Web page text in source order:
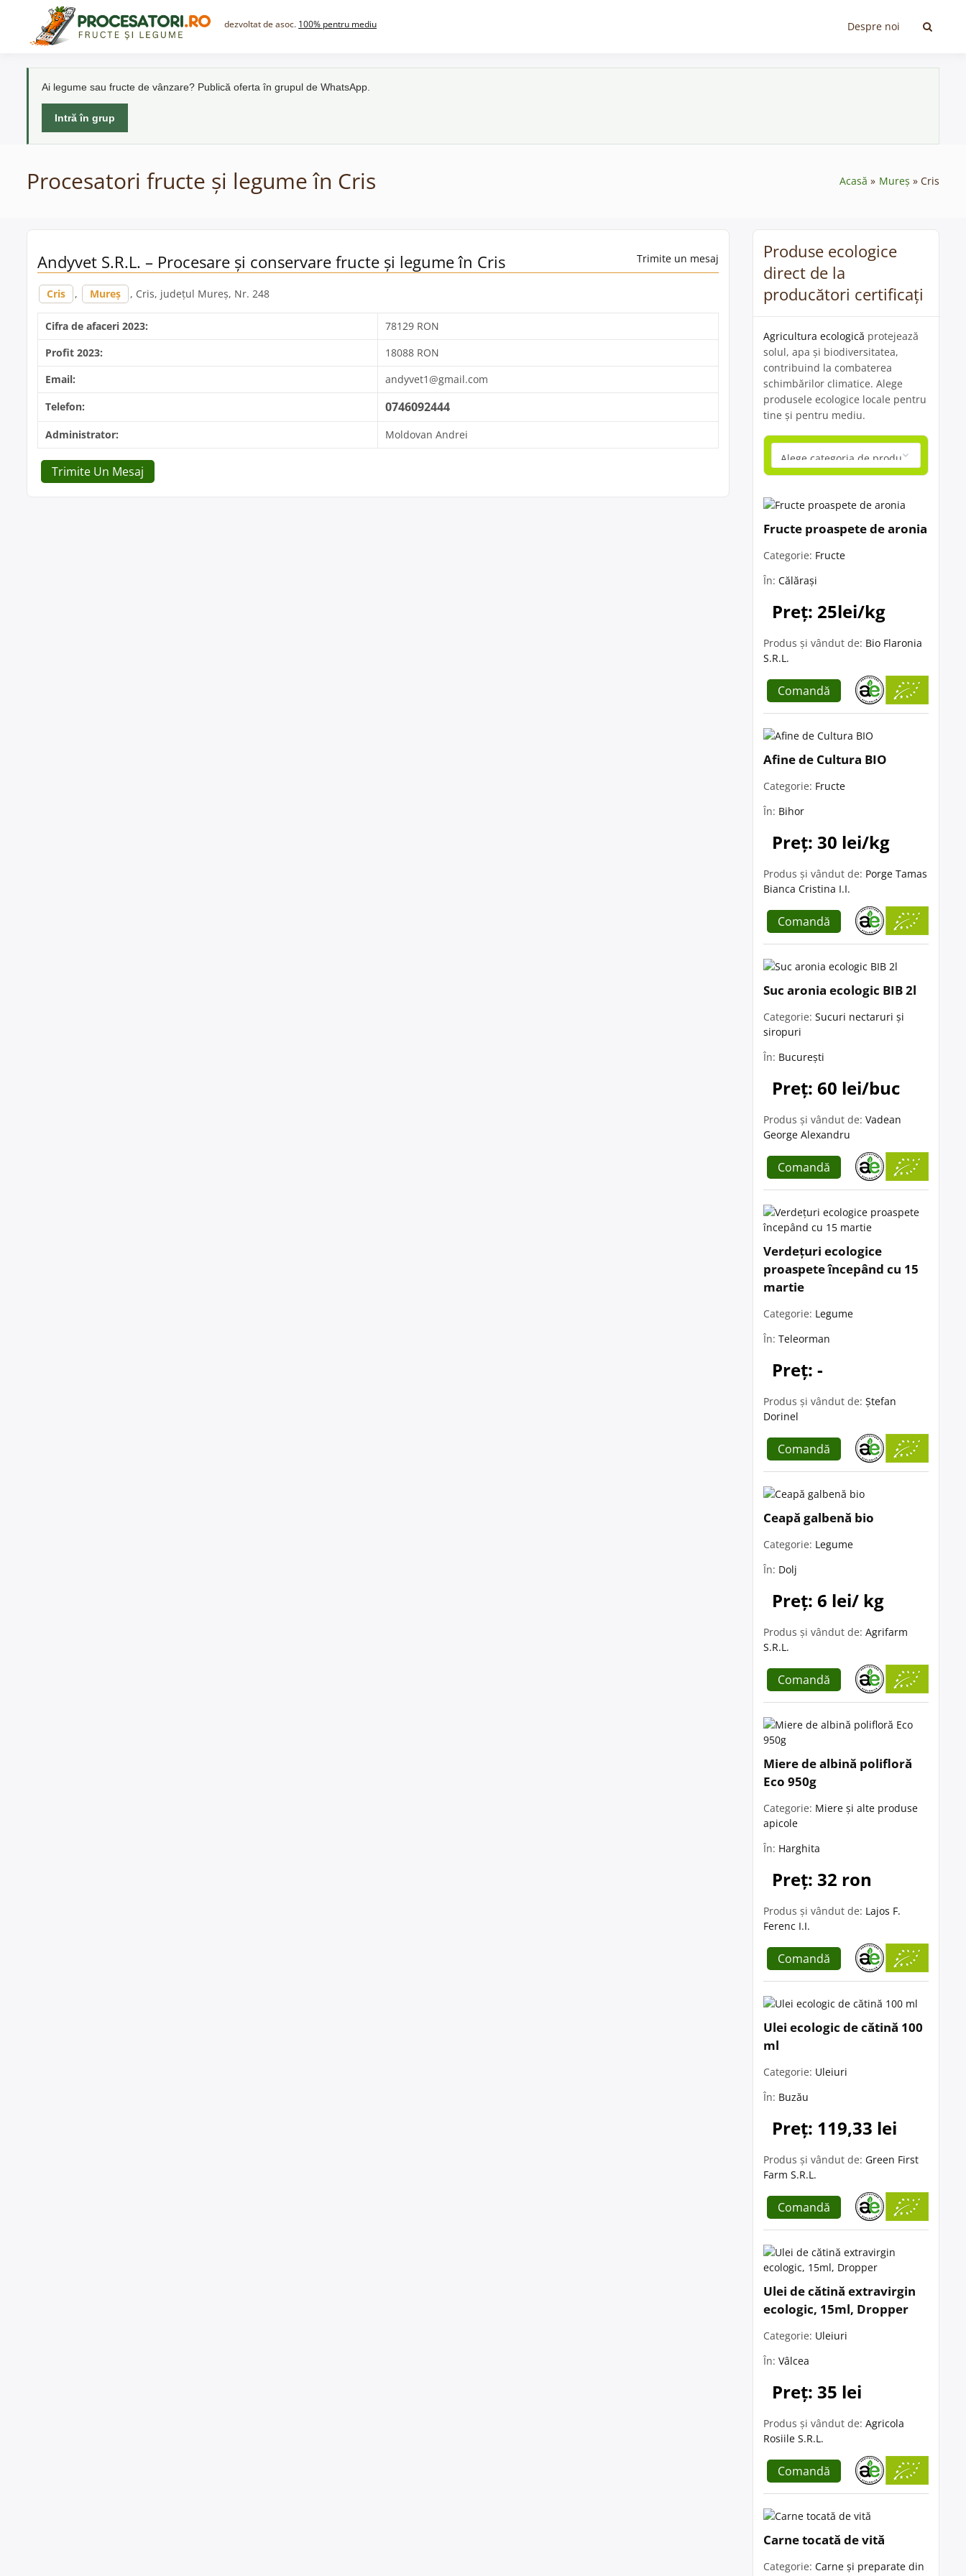
content
dezvoltat de asoc. 100% pentru mediu Despre noi
Ai legume sau fructe de vânzare? Publică oferta în grupul de WhatsApp.
Intră în grup
Procesatori fructe și legume în Cris Acasă Mureș Cris
Andyvet S.R.L. – Procesare și conservare fructe și legume în Cris Trimite un mesaj
Cris , Mureș , Cris, județul Mureș, Nr. 248
Cifra de afaceri 2023:
78129 RON
Profit 2023:
18088 RON
Email:
andyvet1@gmail.com
Telefon:
0746092444
Administrator: Moldovan Andrei
Trimite Un Mesaj
Produse ecologice
direct de la
producători certificați
Agricultura ecologică protejează
solul, apa și biodiversitatea,
contribuind la combaterea
schimbărilor climatice. Alege
produsele ecologice locale pentru
tine și pentru mediu.
Fructe proaspete de aronia
Categorie: Fructe
În: Călărași
Preț: 25lei/kg
Produs și vândut de: Bio Flaronia
S.R.L.
Comandă
Afine de Cultura BIO
Categorie: Fructe
În: Bihor
Preț: 30 lei/kg
Produs și vândut de: Porge Tamas
Bianca Cristina I.I.
Comandă
Suc aronia ecologic BIB 2l
Categorie: Sucuri nectaruri și
siropuri
În: București
Preț: 60 lei/buc
Produs și vândut de: Vadean
George Alexandru
Comandă
Verdețuri ecologice
proaspete începând cu 15
martie
Categorie: Legume
În: Teleorman
Preț: -
Produs și vândut de: Ștefan
Dorinel
Comandă
Ceapă galbenă bio
Categorie: Legume
În: Dolj
Preț: 6 lei/ kg
Produs și vândut de: Agrifarm
S.R.L.
Comandă
Miere de albină polifloră
Eco 950g
Categorie: Miere și alte produse
apicole
În: Harghita
Preț: 32 ron
Produs și vândut de: Lajos F.
Ferenc I.I.
Comandă
Ulei ecologic de cătină 100
ml
Categorie: Uleiuri
În: Buzău
Preț: 119,33 lei
Produs și vândut de: Green First
Farm S.R.L.
Comandă
Ulei de cătină extravirgin
ecologic, 15ml, Dropper
Categorie: Uleiuri
În: Vâlcea
Preț: 35 lei
Produs și vândut de: Agricola
Rosiile S.R.L.
Comandă
Carne tocată de vită
Categorie: Carne și preparate din